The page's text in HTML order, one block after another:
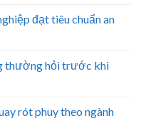
đạt tiêu chuẩn an
thường hỏi trước khi
rót phuy theo ngành